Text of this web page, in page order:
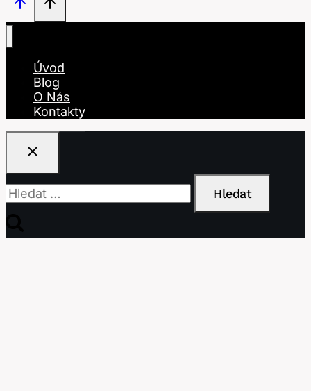
Úvod
Blog
O Nás
Kontakty
Vyhledávání